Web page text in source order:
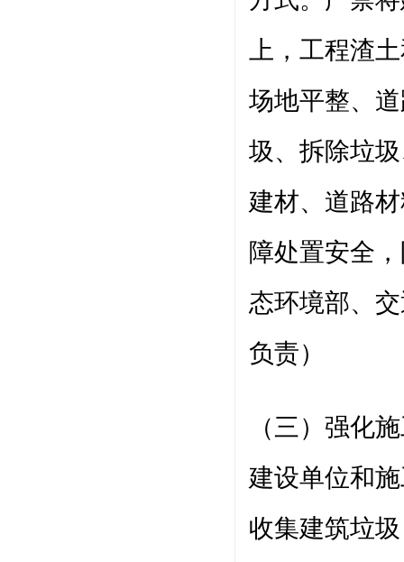
上，工程渣
场地平整、
圾、拆除垃
建材、道路
障处置安全
态环境部、
负责）
（三）强化
建设单位和
收集建筑垃